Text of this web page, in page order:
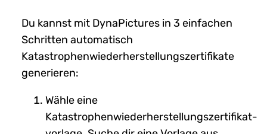
Du kannst mit DynaPictures in 3 einfachen
Schritten automatisch
Katastrophenwiederherstellungszertifikate
generieren:
Wähle eine
Katastrophenwiederherstellungszertifikat-